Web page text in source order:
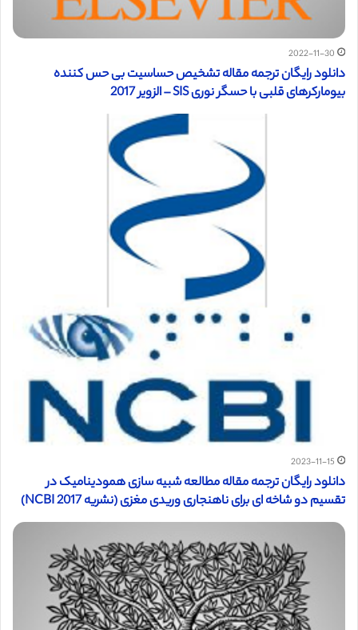
2022-11-30
دانلود رایگان ترجمه مقاله تشخیص حساسیت بی حس کننده
بیومارکرهای قلبی با حسگر نوری SIS – الزویر 2017
2023-11-15
دانلود رایگان ترجمه مقاله مطالعه شبیه سازی همودینامیک در
تقسیم دو شاخه ای برای ناهنجاری وریدی مغزی (نشریه NCBI 2017)